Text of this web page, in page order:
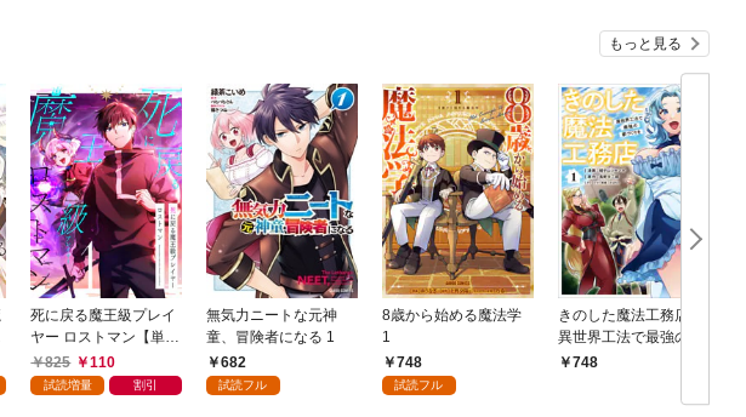
もっと見る
死に戻る魔王級プレイ
ヤー ロストマン【単行
本版】 1巻
825 110
試読増量 割引
無気力ニートな元神
童、冒険者になる 1
682
試読フル
8歳から始める魔法学
1
748
試読フル
きのした魔法工務店
異世界工法で最強の家
づくりを（コミック）
748